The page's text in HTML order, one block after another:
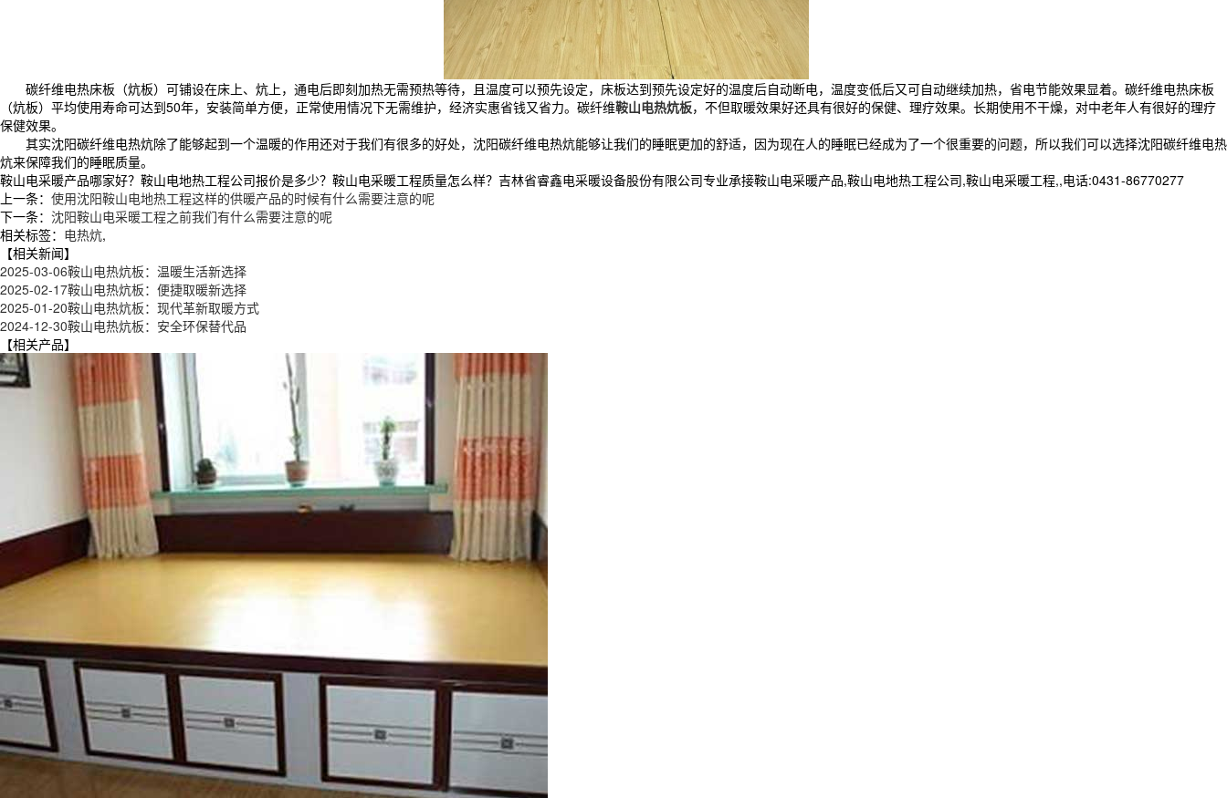
碳纤维电热床板（炕板）可铺设在床上、炕上，通电后即刻加热无需预热等待，且温度可以预先设定，床板达到预先设定好的温度后自动断电，温度变低后又可自动继续加热，省电节能效果显着。碳纤维电热床板
（炕板）平均使用寿命可达到50年，安装简单方便，正常使用情况下无需维护，经济实惠省钱又省力。碳纤维鞍山电热炕板，不但取暖效果好还具有很好的保健、理疗效果。长期使用不干燥，对中老年人有很好的理疗
保健效果。
其实沈阳碳纤维电热炕除了能够起到一个温暖的作用还对于我们有很多的好处，沈阳碳纤维电热炕能够让我们的睡眠更加的舒适，因为现在人的睡眠已经成为了一个很重要的问题，所以我们可以选择沈阳碳纤维电热
炕来保障我们的睡眠质量。
鞍山电采暖产品哪家好？鞍山电地热工程公司报价是多少？鞍山电采暖工程质量怎么样？吉林省睿鑫电采暖设备股份有限公司专业承接鞍山电采暖产品,鞍山电地热工程公司,鞍山电采暖工程,,电话:0431-86770277
上一条： 使用沈阳鞍山电地热工程这样的供暖产品的时候有什么需要注意的呢
下一条： 沈阳鞍山电采暖工程之前我们有什么需要注意的呢
相关标签： 电热炕,
【相关新闻】
2025-03-06鞍山电热炕板：温暖生活新选择
2025-02-17鞍山电热炕板：便捷取暖新选择
2025-01-20鞍山电热炕板：现代革新取暖方式
2024-12-30鞍山电热炕板：安全环保替代品
【相关产品】